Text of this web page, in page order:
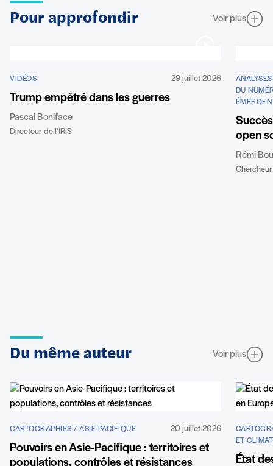
Pour approfondir Voir plus
VIDÉOS 29 juillet 2026
Trump empêtré dans les guerres
Pascal Boniface
Directeur de l’IRIS
DU
open
Rémi
Chercheur
Du même auteur Voir plus
CARTOGRAPHIES / ASIE-PACIFIQUE 20 juillet 2026
Pouvoirs en Asie-Pacifique : territoires et
populations, contrôles et résistances
ET CLIMAT
État